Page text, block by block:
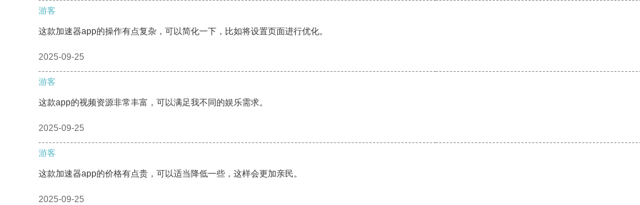
游客
这款加速器app的操作有点复杂，可以简化一下，比如将设置页面进行优化。
2025-09-25
游客
这款app的视频资源非常丰富，可以满足我不同的娱乐需求。
2025-09-25
游客
这款加速器app的价格有点贵，可以适当降低一些，这样会更加亲民。
2025-09-25